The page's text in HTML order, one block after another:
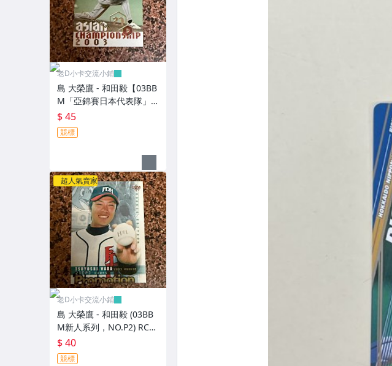
老D小卡交流小鋪
島 大榮鷹 - 和田毅【03BB
M「亞錦賽日本代表隊」
特卡，NO.AJ10】RC新人
卡
$ 45
競標
超人氣賣家
老D小卡交流小鋪
島 大榮鷹 - 和田毅 (03BB
M新人系列，NO.P2) RC新
人卡 宣傳卡
$ 40
競標